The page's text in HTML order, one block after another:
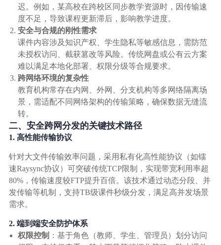
金融行业
基因行业
汽车行业
生产制造业
IT互联网行业
影视制作业
迟。例如，某高校在跨校区同步教学资源时，因传输速
度不足，导致课程更新滞后，影响教学进度。
安全与合规的刚性需求
课件内容涉及知识产权、学生隐私等敏感信息，需防范
未授权访问、截获篡改等风险。传统网盘或公有云方案
难以满足本地化部署、权限分级等合规要求。
跨网络环境的复杂性
教育机构常存在内网、外网、分支机构等多网络隔离场
景，需适配不同网络架构的传输策略，确保数据无缝流
转。
二、安全跨网分发的关键技术路径
1. 高性能传输协议
针对大文件传输效率问题，采用私有化高性能协议（如镭
速Raysync协议）可突破传统TCP限制，实现带宽利用率超
80%，传输速度较FTP提升百倍。该技术通过动态分段、并
发传输等机制，支持TB级课件秒级分发，满足高并发场景
需求。
2. 端到端安全防护体系
权限控制 ：基于角色（教师、学生、管理员）划分访问